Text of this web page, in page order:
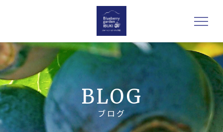
BLOG
ブログ